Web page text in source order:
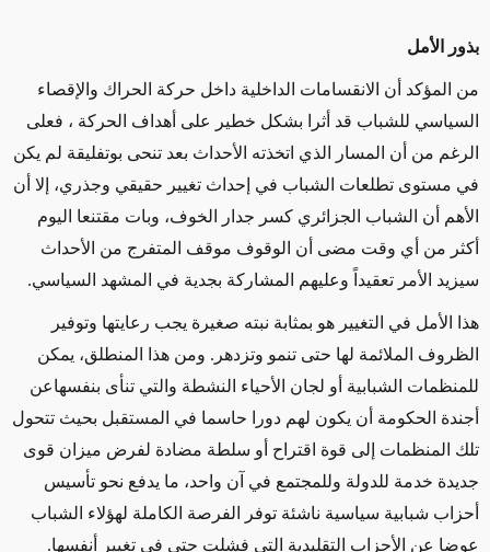
بذور الأمل
من المؤكد أن الانقسامات الداخلية داخل حركة الحراك والإقصاء
السياسي للشباب قد أثرا بشكل خطير على أهداف الحركة ، فعلى
الرغم من أن المسار الذي اتخذته الأحداث بعد تنحى بوتفليقة لم يكن
في مستوى تطلعات الشباب في إحداث تغيير حقيقي وجذري، إلا أن
الأهم أن الشباب الجزائري كسر جدار الخوف، وبات مقتنعا اليوم
أكثر من أي وقت مضى أن الوقوف موقف المتفرج من الأحداث
سيزيد الأمر تعقيداً وعليهم المشاركة بجدية في المشهد السياسي.
هذا الأمل في التغيير هو بمثابة نبته صغيرة يجب رعايتها وتوفير
الظروف الملائمة لها حتى تنمو وتزدهر. ومن هذا المنطلق، يمكن
للمنظمات الشبابية أو لجان الأحياء النشطة والتي تنأى بنفسهاعن
أجندة الحكومة أن يكون لهم دورا حاسما في المستقبل بحيث تتحول
تلك المنظمات إلى قوة اقتراح أو سلطة مضادة لفرض ميزان قوى
جديدة خدمة للدولة وللمجتمع في آن واحد، ما يدفع نحو تأسيس
أحزاب شبابية سياسية ناشئة توفر الفرصة الكاملة لهؤلاء الشباب
عوضا عن الأحزاب التقليدية التي فشلت حتى في تغيير أنفسها.